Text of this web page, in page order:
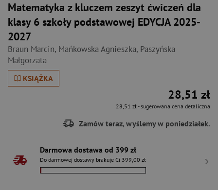
Matematyka z kluczem zeszyt ćwiczeń dla
klasy 6 szkoły podstawowej EDYCJA 2025-
2027
Braun Marcin, Mańkowska Agnieszka, Paszyńska
Małgorzata
KSIĄŻKA
28,51 zł
28,51 zł- sugerowana cena detaliczna
Zamów teraz, wyślemy w poniedziałek.
Darmowa dostawa od 399 zł
Do darmowej dostawy brakuje Ci 399,00 zł